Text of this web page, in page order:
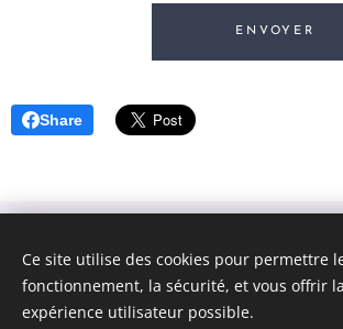
ENVOYER
Share
Jong Helkijn
Ce site utilise des cookies pour permettre
fonctionnement, la sécurité, et vous offrir
expérience utilisateur possible.